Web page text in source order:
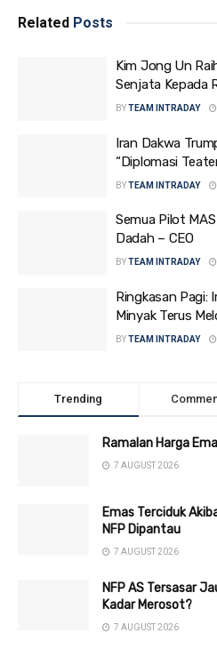
Related Posts
Kim Jong Un
Senjata Kepada
BY TEAM INTRADAY
Iran Dakwa
“Diplomasi
BYTEAM INTRADAY
Semua Pilot
Dadah – CEO
BY TEAM INTRADAY
Ringkasan Pagi:
Minyak Terus
BYTEAM INTRADAY
Trending
Ramalan Harga
7 AUGUST 2026
Emas Terciduk
NFP Dipantau
7 AUGUST 2026
NFP AS Tersasar
Kadar Merosot?
7 AUGUST 2026